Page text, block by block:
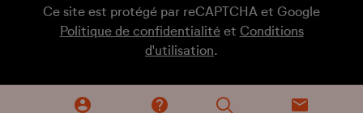
Ce site est protégé par reCAPTCHA et Google
Politique de confidentialitéet Conditions
d'utilisation.